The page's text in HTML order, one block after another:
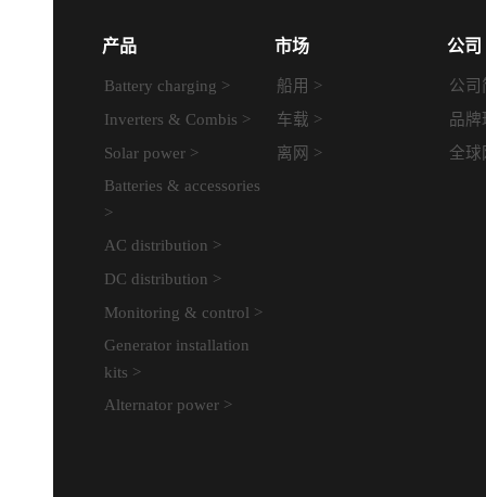
产品
Battery charging >
Inverters & Combis >
Solar power >
Batteries & accessories
>
AC distribution >
DC distribution >
Monitoring & control >
Generator installation
kits >
Alternator power >
市场
船用 >
车载 >
离网 >
公司
公司
品牌
全球